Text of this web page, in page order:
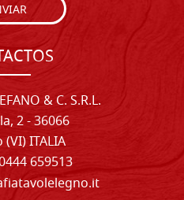
& C. S.R.L.
2 - 36066
ITALIA
659513